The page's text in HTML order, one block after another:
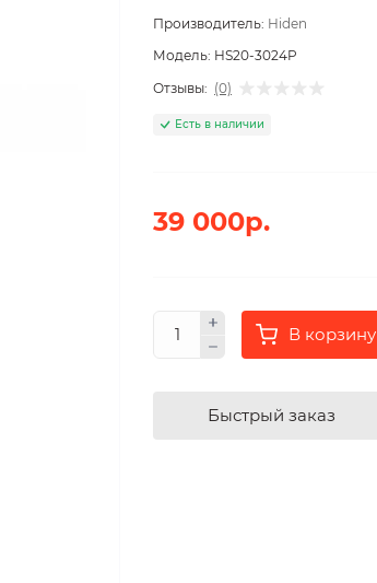
Производитель: Hiden
Модель: HS20-3024P
Отзывы: (0)
Есть в наличии
39 000р.
В корзину
Быстрый заказ